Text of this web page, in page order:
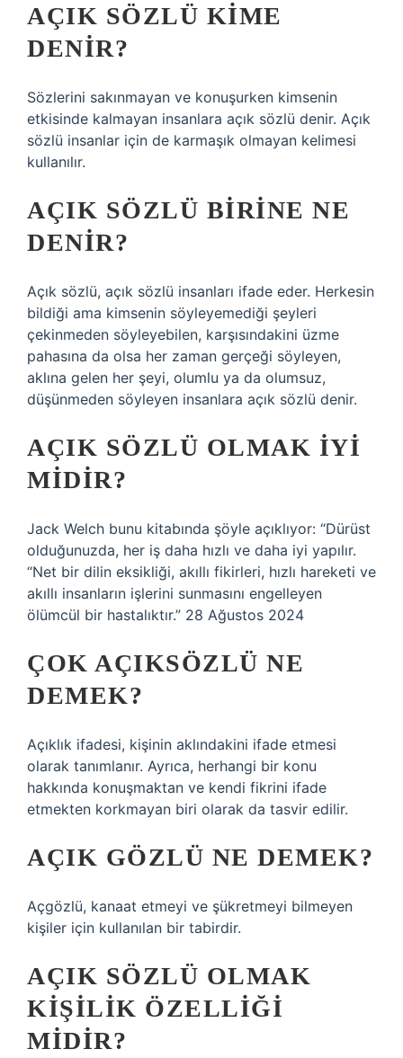
AÇIK SÖZLÜ KIME
DENIR?
Sözlerini sakınmayan ve konuşurken kimsenin
etkisinde kalmayan insanlara açık sözlü denir. Açık
sözlü insanlar için de karmaşık olmayan kelimesi
kullanılır.
AÇIK SÖZLÜ BIRINE NE
DENIR?
Açık sözlü, açık sözlü insanları ifade eder. Herkesin
bildiği ama kimsenin söyleyemediği şeyleri
çekinmeden söyleyebilen, karşısındakini üzme
pahasına da olsa her zaman gerçeği söyleyen,
aklına gelen her şeyi, olumlu ya da olumsuz,
düşünmeden söyleyen insanlara açık sözlü denir.
AÇIK SÖZLÜ OLMAK IYI
MIDIR?
Jack Welch bunu kitabında şöyle açıklıyor: “Dürüst
olduğunuzda, her iş daha hızlı ve daha iyi yapılır.
“Net bir dilin eksikliği, akıllı fikirleri, hızlı hareketi ve
akıllı insanların işlerini sunmasını engelleyen
ölümcül bir hastalıktır.” 28 Ağustos 2024
ÇOK AÇIKSÖZLÜ NE
DEMEK?
Açıklık ifadesi, kişinin aklındakini ifade etmesi
olarak tanımlanır. Ayrıca, herhangi bir konu
hakkında konuşmaktan ve kendi fikrini ifade
etmekten korkmayan biri olarak da tasvir edilir.
AÇIK GÖZLÜ NE DEMEK?
Açgözlü, kanaat etmeyi ve şükretmeyi bilmeyen
kişiler için kullanılan bir tabirdir.
AÇIK SÖZLÜ OLMAK
KIŞILIK ÖZELLIĞI
MIDIR?